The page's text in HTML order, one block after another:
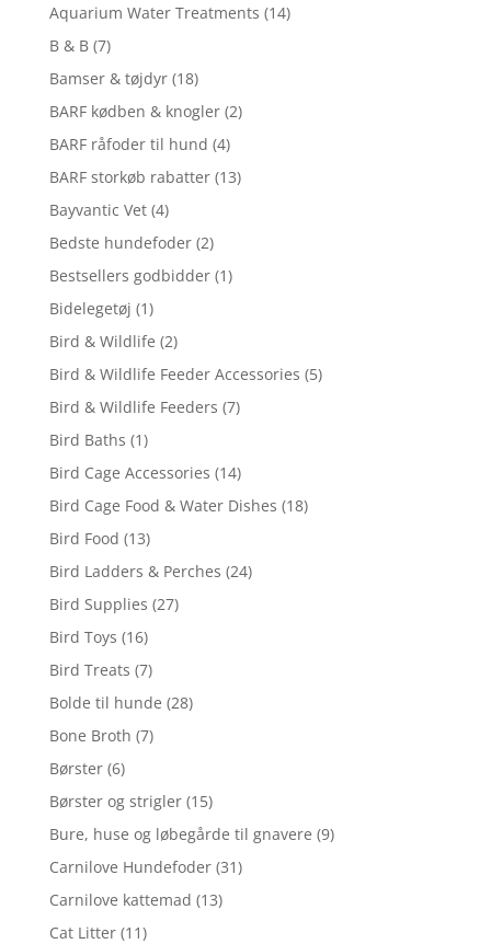
Aquarium Water Treatments (14)
B & B (7)
Bamser & tøjdyr (18)
BARF kødben & knogler (2)
BARF råfoder til hund (4)
BARF storkøb rabatter (13)
Bayvantic Vet (4)
Bedste hundefoder (2)
Bestsellers godbidder (1)
Bidelegetøj (1)
Bird & Wildlife (2)
Bird & Wildlife Feeder Accessories (5)
Bird & Wildlife Feeders (7)
Bird Baths (1)
Bird Cage Accessories (14)
Bird Cage Food & Water Dishes (18)
Bird Food (13)
Bird Ladders & Perches (24)
Bird Supplies (27)
Bird Toys (16)
Bird Treats (7)
Bolde til hunde (28)
Bone Broth (7)
Børster (6)
Børster og strigler (15)
Bure, huse og løbegårde til gnavere (9)
Carnilove Hundefoder (31)
Carnilove kattemad (13)
Cat Litter (11)